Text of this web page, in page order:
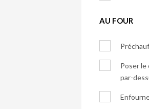
AU FOUR
Poser le
par-